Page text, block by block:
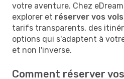
votre aventure. Chez
explorer et réserver vos
tarifs transparents, des
options qui s'adaptent à
et non l'inverse.
Comment réserver